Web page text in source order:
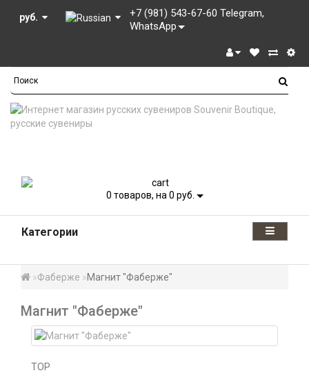
руб.
+7 (981) 543-67-60 Telegram,
WhatsApp
0 товаров, на 0 руб.
Категории
Фаберже Магнит "Фаберже"
Магнит "Фаберже"
TOP